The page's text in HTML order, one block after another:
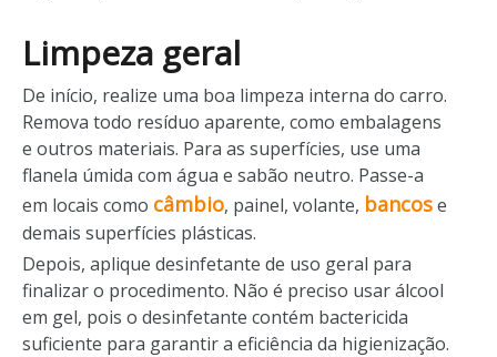
Limpeza geral
De início, realize uma boa limpeza interna do carro.
Remova todo resíduo aparente, como embalagens
e outros materiais. Para as superfícies, use uma
flanela úmida com água e sabão neutro. Passe-a
em locais como câmbio, painel, volante, bancose
demais superfícies plásticas.
Depois, aplique desinfetante de uso geral para
finalizar o procedimento. Não é preciso usar álcool
em gel, pois o desinfetante contém bactericida
suficiente para garantir a eficiência da higienização.